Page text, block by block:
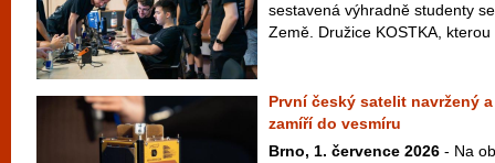
sestavená výhradně studenty
Země. Družice KOSTKA,
První český satelit navržený
zamíří do vesmíru
Brno, 1. července 2026 - Na